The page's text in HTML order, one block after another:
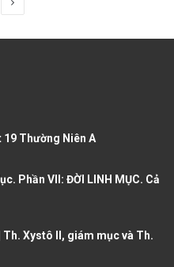
g
19 Thường Niên A
Phần VII: ĐỜI LINH MỤC. Cả
Th. Xystô II, giám mục và Th.